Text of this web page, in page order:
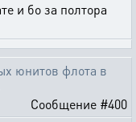
и бо за полтора
юнитов флота в
Сообщение #400